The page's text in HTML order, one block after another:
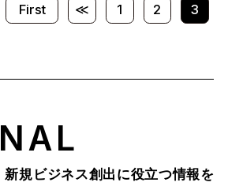
First ≪ 1 2 3
規ビジネス創出に役立つ情報を